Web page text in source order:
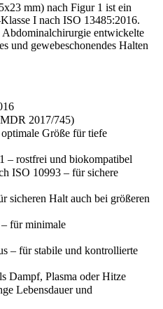
mm) nach Figur 1 ist ein
I nach ISO 13485:2016.
entwickelte
und gewebeschonendes Halten
2017/745)
Größe für tiefe
– rostfrei und biokompatibel
ISO 10993 – für sichere
sicheren Halt auch bei größeren
für minimale
– für stabile und kontrollierte
Dampf, Plasma oder Hitze
Lebensdauer und